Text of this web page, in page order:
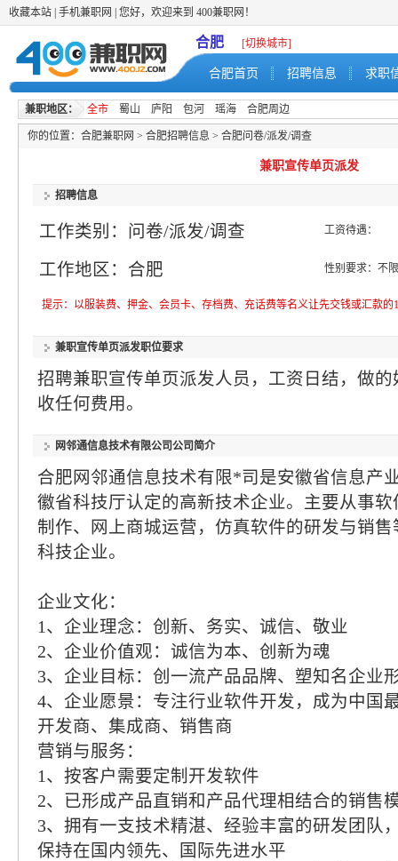
收藏本站 手机兼职网 | 您好，欢迎来到 400兼职网！
合肥 [切换城市]
合肥首页 招聘信息 求职
兼职地区： 全市 蜀山 庐阳 包河 瑶海 合肥周边
你的位置： 合肥兼职网 > 合肥招聘信息 > 合肥问卷/派发/调查
兼职宣传单页派发
招聘信息
工作类别：问卷/派发/调查 工资待遇：
工作地区：合肥 性别要求：不
提示：以服装费、押金、会员卡、存档费、充话费等名义让先交钱或汇款的
兼职宣传单页派发职位要求
招聘兼职宣传单页派发人员，工资日结，做
收任何费用。
网邻通信息技术有限公司公司简介
合肥网邻通信息技术有限*司是安徽省信息产
徽省科技厅认定的高新技术企业。主要从事
制作、网上商城运营，仿真软件的研发与销
科技企业。
企业文化：
1、企业理念：创新、务实、诚信、敬业
2、企业价值观：诚信为本、创新为魂
3、企业目标：创一流产品品牌、塑知名企业
4、企业愿景：专注行业软件开发，成为中国
开发商、集成商、销售商
营销与服务：
1、按客户需要定制开发软件
2、已形成产品直销和产品代理相结合的销售
3、拥有一支技术精湛、经验丰富的研发团队
保持在国内领先、国际先进水平